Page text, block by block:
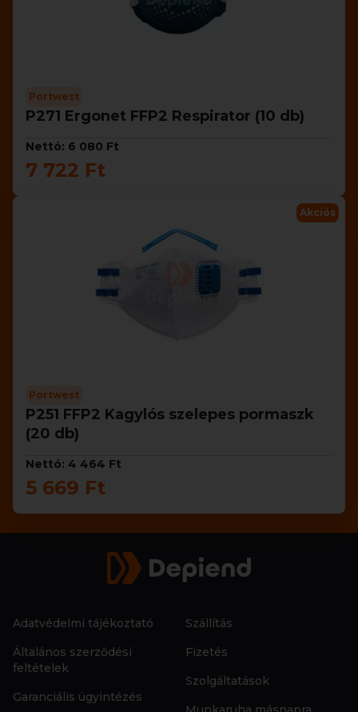
Portwest
P271 Ergonet FFP2 Respirator (10 db)
Nettó: 6 080 Ft
7 722 Ft
Akciós
Portwest
P251 FFP2 Kagylós szelepes pormaszk
(20 db)
Nettó: 4 464 Ft
5 669 Ft
Adatvédelmi tájékoztató
Általános szerződési
feltételek
Garanciális ügyintézés
Szállítás
Fizetés
Szolgáltatások